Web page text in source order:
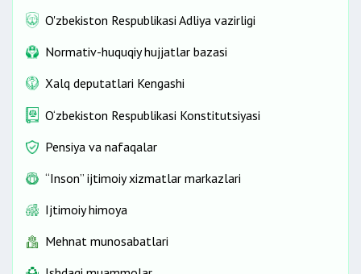
O'zbekiston Respublikasi Adliya vazirligi
Normativ-huquqiy hujjatlar bazasi
Xalq deputatlari Kengashi
O‘zbekiston Respublikasi Konstitutsiyasi
Pensiya va nafaqalar
“Inson” ijtimoiy xizmatlar markazlari
Ijtimoiy himoya
Mehnat munosabatlari